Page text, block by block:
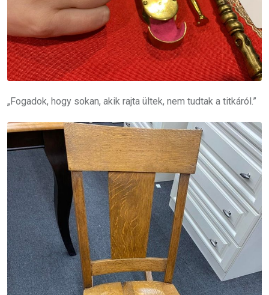
„Fogadok, hogy sokan, akik rajta ültek, nem tudtak a titkáról.”